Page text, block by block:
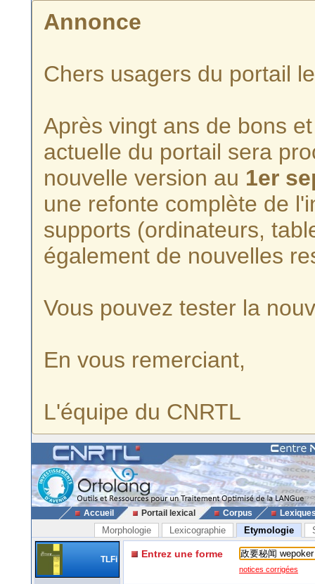
Annonce
Chers usagers du portail
Après vingt ans de bons
actuelle du portail sera
nouvelle version au 1er
une refonte complète de
supports (ordinateurs,
également de nouvelles
Vous pouvez tester la
En vous remerciant,
L'équipe du CNRTL
Accueil Portail lexical Corpus
Morphologie Lexicographie Etymologie
TLFi Entrez une forme
notices corrigées